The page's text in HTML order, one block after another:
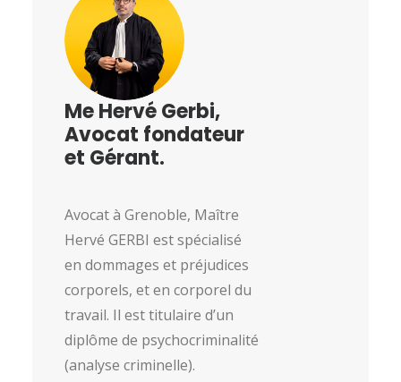
Me Hervé Gerbi,
Avocat fondateur
et Gérant.
Avocat à Grenoble, Maître
Hervé GERBI est spécialisé
en dommages et préjudices
corporels, et en corporel du
travail. Il est titulaire d’un
diplôme de psychocriminalité
(analyse criminelle).